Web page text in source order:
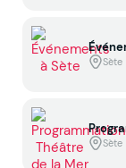
Sète
Sète